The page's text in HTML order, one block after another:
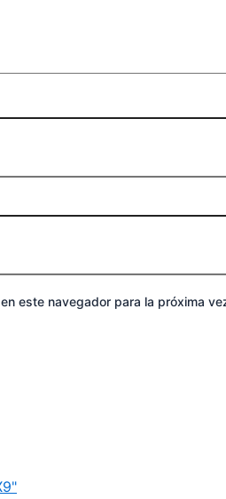
este navegador para la próxima